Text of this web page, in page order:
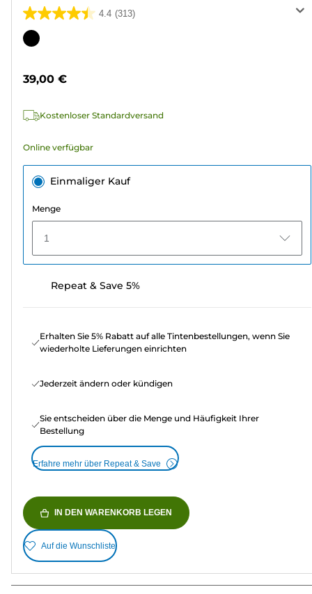
4.4 (313)
4.4
von
313
Farbpatrone
39,00 €
Kostenloser Standardversand
Online verfügbar
Einmaliger Kauf
Menge
1
Repeat & Save 5%
Erhalten Sie 5% Rabatt auf alle Tintenbestellungen, wenn Sie
wiederholte Lieferungen einrichten
Jederzeit ändern oder kündigen
Sie entscheiden über die Menge und Häufigkeit Ihrer
Bestellung
Erfahre mehr über Repeat & Save
IN DEN WARENKORB LEGEN
Auf die Wunschliste